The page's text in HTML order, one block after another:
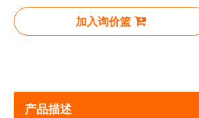
加入询价篮
产品描述